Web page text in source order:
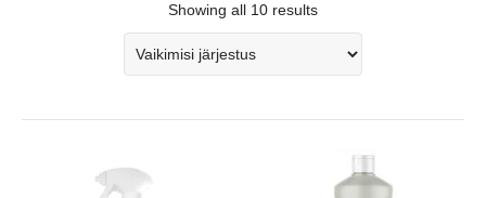
Showing all 10 results